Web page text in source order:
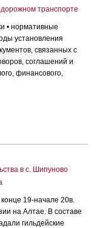
транспорте
• нормативные
установления
связанных с
соглашений и
финансового,
в с. Шипуново
19-начале 20в.
на Алтае. В составе
гильдейские